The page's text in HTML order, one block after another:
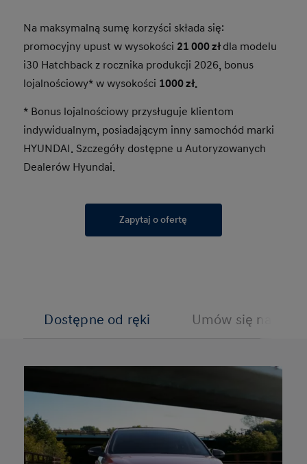
Na maksymalną sumę korzyści składa się:
promocyjny upust w wysokości 21 000 zł dla modelu
i30 Hatchback z rocznika produkcji 2026, bonus
lojalnościowy* w wysokości 1000 zł.
* Bonus lojalnościowy przysługuje klientom
indywidualnym, posiadającym inny samochód marki
HYUNDAI. Szczegóły dostępne u Autoryzowanych
Dealerów Hyundai.
Zapytaj o ofertę
Dostępne od ręki Umów się na